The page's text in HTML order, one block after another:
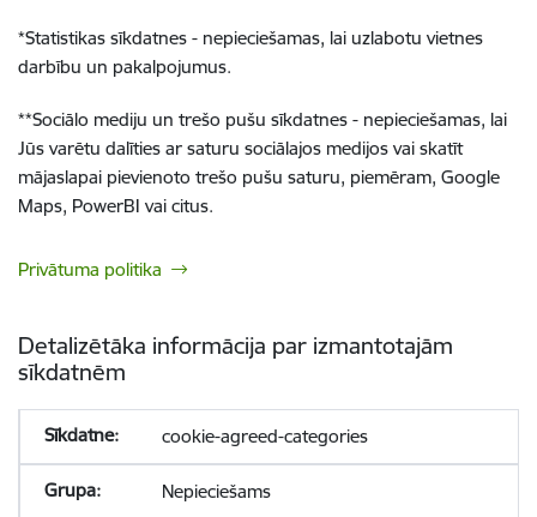
*Statistikas sīkdatnes - nepieciešamas, lai uzlabotu vietnes
darbību un pakalpojumus.
**Sociālo mediju un trešo pušu sīkdatnes - nepieciešamas, lai
Jūs varētu dalīties ar saturu sociālajos medijos vai skatīt
mājaslapai pievienoto trešo pušu saturu, piemēram, Google
Maps, PowerBI vai citus.
Privātuma politika
Detalizētāka informācija par izmantotajām
sīkdatnēm
cookie-agreed-categories
Nepieciešams